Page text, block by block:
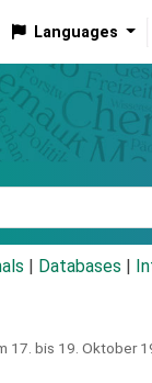
Languages
Databases
17. bis 19. Oktober